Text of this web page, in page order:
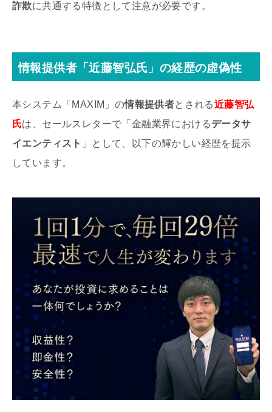
詐欺に共通する特徴として注意が必要です。
情報提供者「近藤智弘氏」の経歴の虚偽性
本システム「MAXIM」の情報提供者とされる近藤智弘
氏は、セールスレターで「金融業界におけるデータサ
イエンティスト 」として、以下の輝かしい経歴を提示
しています。